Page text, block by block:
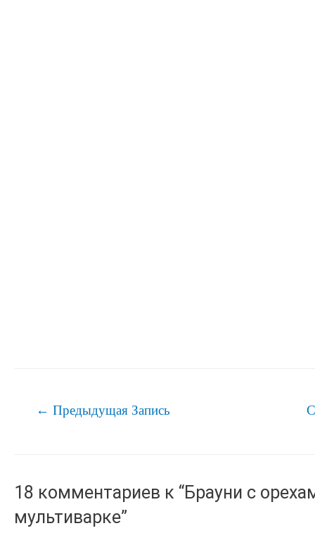
Навигация
← Предыдущая Запись
18 комментариев к “Брауни с
мультиварке”